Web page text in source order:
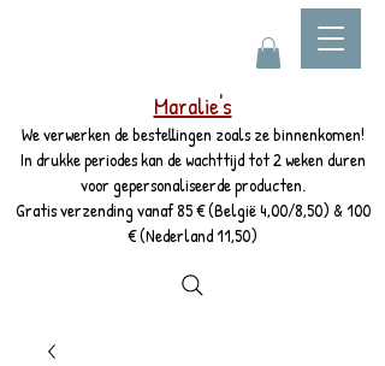
Maralie's
We verwerken de bestellingen zoals ze binnenkomen!
In drukke periodes kan de wachttijd tot 2 weken duren
voor gepersonaliseerde producten.
Gratis verzending vanaf 85 € (België 4,00/8,50) & 100
€ (Nederland 11,50)